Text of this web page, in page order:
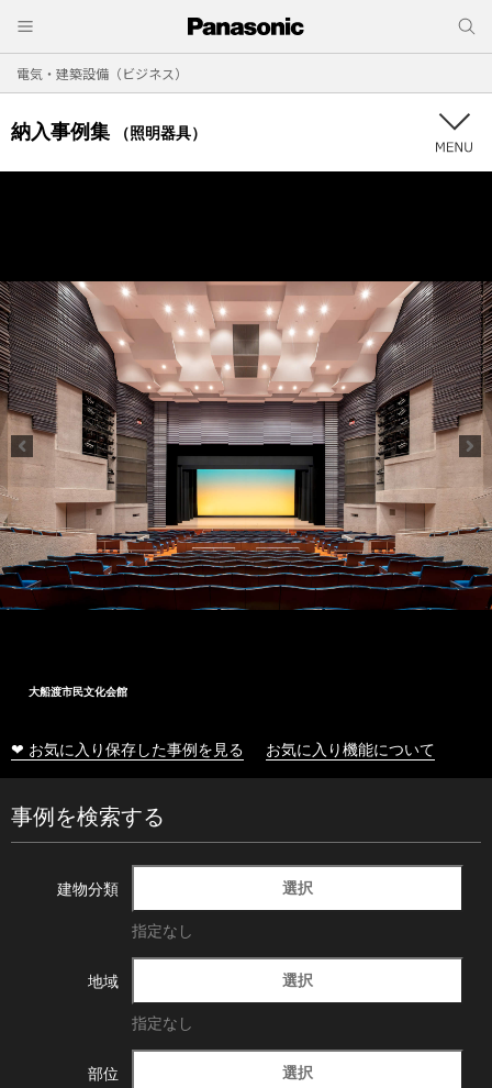
電気・建築設備（ビジネス）
納入事例集 （照明器具）
大船渡市民文化会館
❤ お気に入り保存した事例を見る お気に入り機能について
事例を検索する
建物分類 選択
指定なし
地域 選択
指定なし
部位 選択